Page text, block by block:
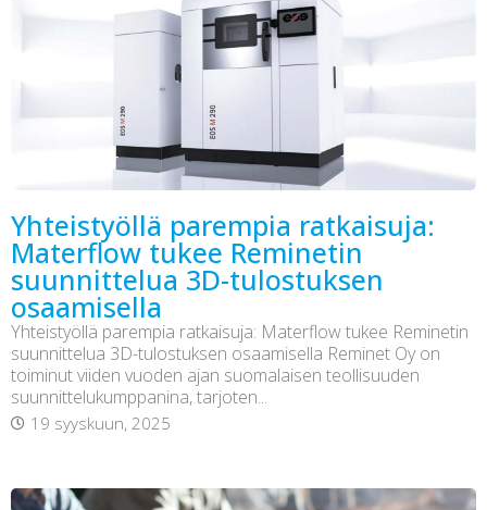
Yhteistyöllä parempia ratkaisuja:
Materflow tukee Reminetin
suunnittelua 3D-tulostuksen
osaamisella
Yhteistyöllä parempia ratkaisuja: Materflow tukee Reminetin
suunnittelua 3D-tulostuksen osaamisella Reminet Oy on
toiminut viiden vuoden ajan suomalaisen teollisuuden
suunnittelukumppanina, tarjoten...
19 syyskuun, 2025